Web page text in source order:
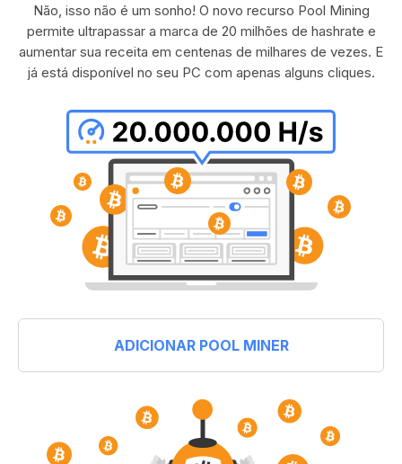
Não, isso não é um sonho! O novo recurso Pool Mining
permite ultrapassar a marca de 20 milhões de hashrate e
aumentar sua receita em centenas de milhares de vezes. E
já está disponível no seu PC com apenas alguns cliques.
ADICIONAR POOL MINER